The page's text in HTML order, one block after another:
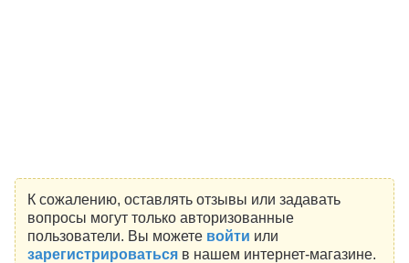
К сожалению, оставлять отзывы или задавать
вопросы могут только авторизованные
пользователи. Вы можете войти или
зарегистрироватьсяв нашем интернет-магазине.